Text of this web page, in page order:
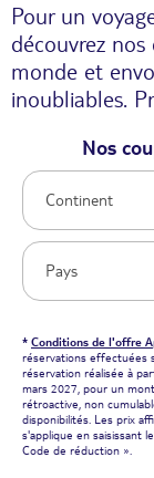
Pour un
découvrez
monde et
inoubliables.
Nos
* Conditions de l'offre
réservations effectuées
réservation réalisée à
mars 2027, pour un
rétroactive, non
disponibilités. Les prix
s'applique en saisissant
Code de réduction ».